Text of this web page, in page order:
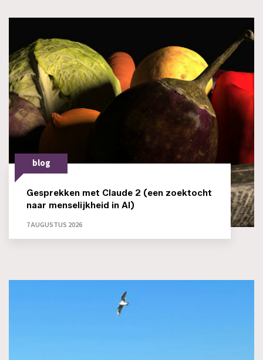
blog
Gesprekken met Claude 2 (een zoektocht
naar menselijkheid in AI)
7 AUGUSTUS 2026